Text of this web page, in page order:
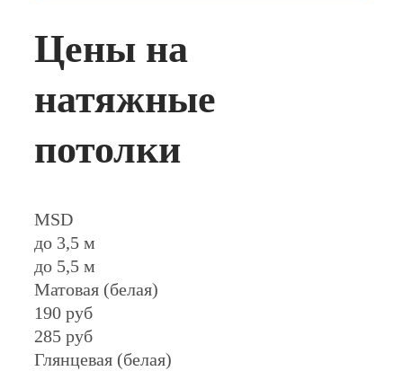
Цены на
натяжные
потолки
MSD
до 3,5 м
до 5,5 м
Матовая (белая)
190 руб
285 руб
Глянцевая (белая)